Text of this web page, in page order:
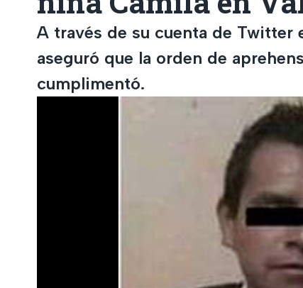
A través de su cuenta de Twitter
aseguró que la orden de
cumplimentó.